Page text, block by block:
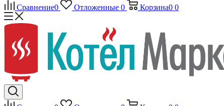
Сравнение0 Отложенные 0 Корзина0 0